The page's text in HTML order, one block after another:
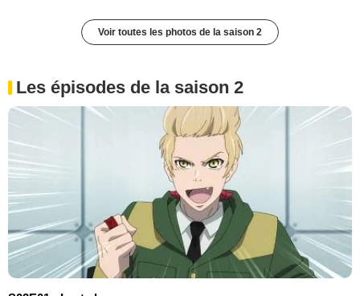
Voir toutes les photos de la saison 2
Les épisodes de la saison 2